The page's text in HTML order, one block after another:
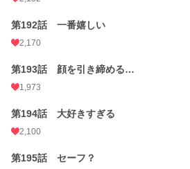
第192話 一番嬉しい
2,170
第193話 顔を引き締める…
1,973
第194話 大好きすぎる
2,100
第195話 セーフ？